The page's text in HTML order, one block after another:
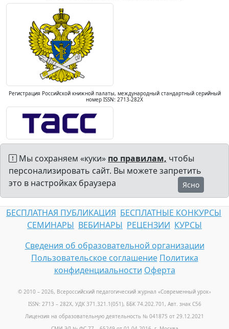
Регистрация Российской книжной палаты, международный стандартный серийный
номер ISSN: 2713-282X
Мы сохраняем «куки» по правилам, чтобы
персонализировать сайт. Вы можете запретить
это в настройках браузера
Ясно
БЕСПЛАТНАЯ ПУБЛИКАЦИЯ БЕСПЛАТНЫЕ КОНКУРСЫ
СЕМИНАРЫ ВЕБИНАРЫ РЕЦЕНЗИИ КУРСЫ
Сведения об образовательной организации
Пользовательское соглашение Политика
конфиденциальности Оферта
© 2010 – 2026, Всероссийский педагогический журнал «Современный урок»
ISSN: 2713 – 282X, УДК 371.321.1(051), ББК 74.202.701, Авт. знак С56
Лицензия на образовательную деятельность № 041875 от 29.12.2021